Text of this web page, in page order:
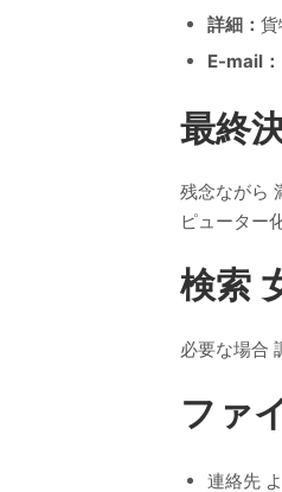
詳細：
E-mail：
最終
残念ながら
ピューター
検索
必要な場合
ファ
連絡先